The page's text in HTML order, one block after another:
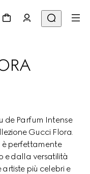
de Parfum Intense
Gucci Flora.
perfettamente
e dalla versatilità
più celebri e